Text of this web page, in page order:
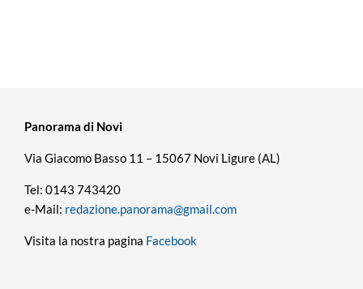
Panorama di Novi
Via Giacomo Basso 11 – 15067 Novi Ligure (AL)
Tel: 0143 743420
e-Mail: redazione.panorama@gmail.com
Visita la nostra pagina Facebook